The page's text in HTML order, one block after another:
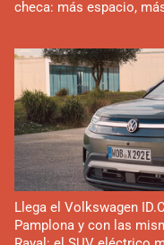
checa: más espacio,
Llega el Volkswagen
Pamplona y con las